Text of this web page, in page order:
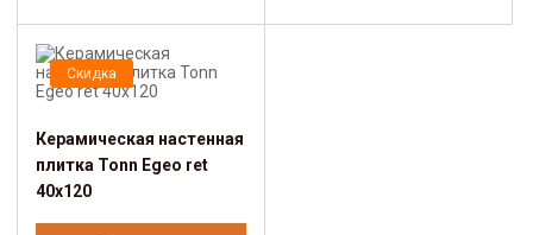
Скидка
Керамическая настенная
плитка Tonn Egeo ret
40х120